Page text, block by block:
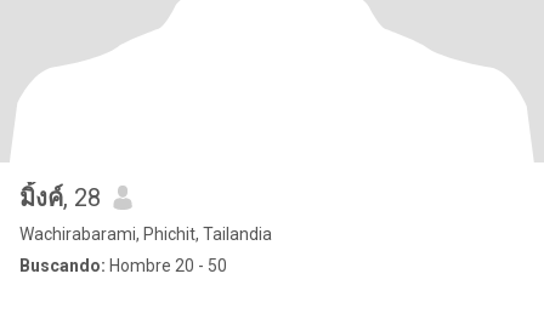
มิ้งค์, 28
Wachirabarami, Phichit, Tailandia
Buscando: Hombre 20 - 50